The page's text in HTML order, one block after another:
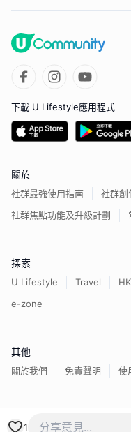
1
下載 U Lifestyle應用程式
關於
社群最強使用指南
社群創
社群焦點功能及升級計劃
探索
U Lifestyle Travel HK
e-zone
其他
關於我們 免責聲明 使
香港經濟日報版權所有©